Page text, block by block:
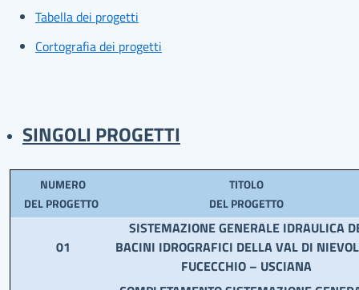
Tabella dei progetti
Cortografia dei progetti
SINGOLI PROGETTI
NUMERO
DEL PROGETTO
TITOLO
DEL PROGETTO
01
SISTEMAZIONE GENERALE IDRAULICA
BACINI IDROGRAFICI DELLA VAL DI
FUCECCHIO – USCIANA